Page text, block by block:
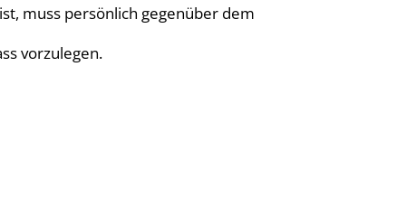
muss persönlich gegenüber dem
vorzulegen.